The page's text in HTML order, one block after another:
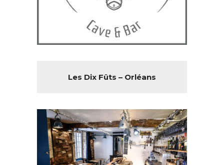
Les Dix Fûts – Orléans